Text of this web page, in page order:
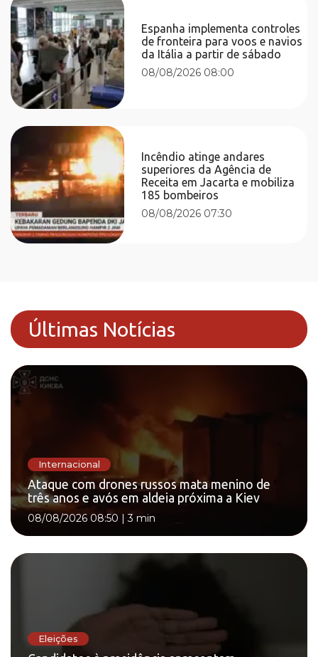
Espanha implementa controles
de fronteira para voos e navios
da Itália a partir de sábado
08/08/2026 08:00
Incêndio atinge andares
superiores da Agência de
Receita em Jacarta e mobiliza
185 bombeiros
08/08/2026 07:30
Últimas Notícias
Internacional
Ataque com drones russos mata menino de
três anos e avós em aldeia próxima a Kiev
08/08/2026 08:50 |3 min
Eleições